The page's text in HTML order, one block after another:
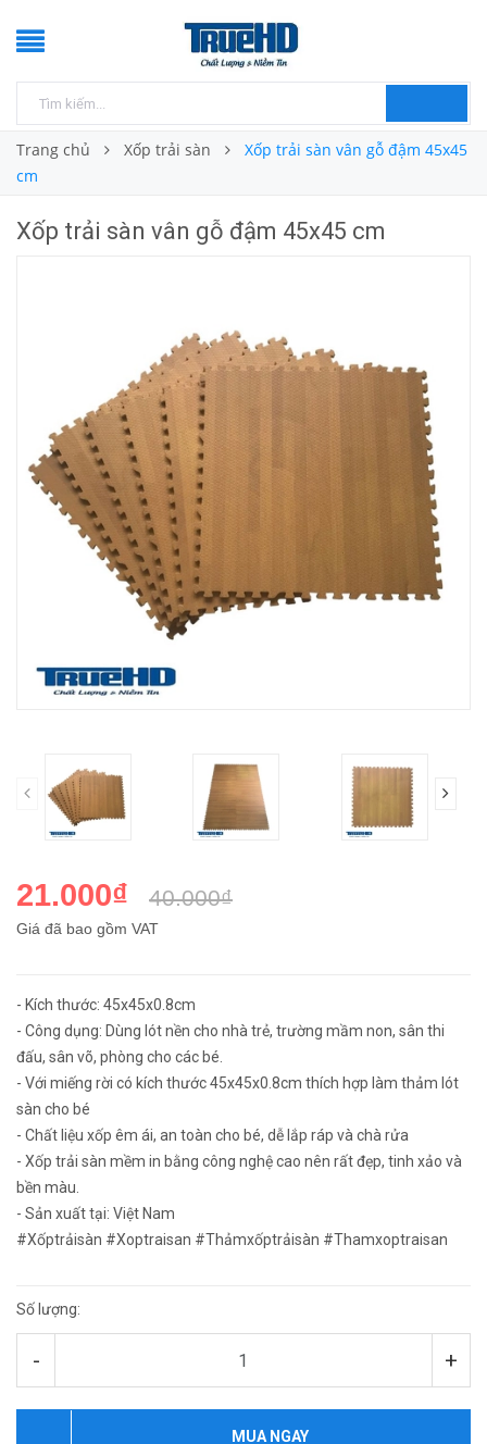
Trang chủ Xốp trải sàn
Xốp trải sàn vân gỗ đậm 45x45
cm
Xốp trải sàn vân gỗ đậm 45x45 cm
21.000₫ 40.000₫
Giá đã bao gồm VAT
- Kích thước: 45x45x0.8cm
- Công dụng: Dùng lót nền cho nhà trẻ, trường mầm non, sân thi
đấu, sân võ, phòng cho các bé.
- Với miếng rời có kích thước 45x45x0.8cm thích hợp làm thảm lót
sàn cho bé
- Chất liệu xốp êm ái, an toàn cho bé, dễ lắp ráp và chà rửa
- Xốp trải sàn mềm in bằng công nghệ cao nên rất đẹp, tinh xảo và
bền màu.
- Sản xuất tại: Việt Nam
#Xốptrảisàn #Xoptraisan #Thảmxốptrảisàn #Thamxoptraisan
Số lượng:
- +
MUA NGAY